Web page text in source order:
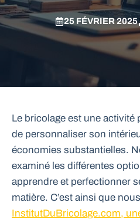
25 FÉVRIER 2025
Le bricolage est une
de personnaliser son
économies substantielles.
examiné les différentes
apprendre et perfectionner
matière. C’est ainsi que
InstitutDuBricolage.com,